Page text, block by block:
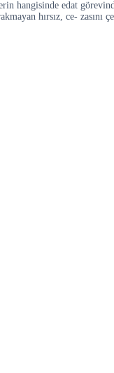
hangisinde edat
hırsız, ce-